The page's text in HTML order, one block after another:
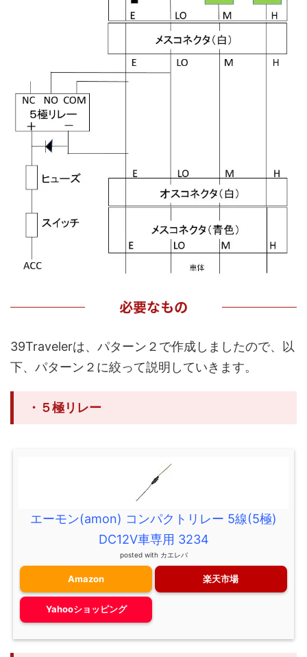
必要なもの
39Travelerは、パターン２で作成しましたので、以
下、パターン２に絞って説明していきます。
・５極リレー
エーモン(amon) コンパクトリレー 5線(5極)
DC12V車専用 3234
posted with カエレバ
Amazon 楽天市場
Yahooショッピング